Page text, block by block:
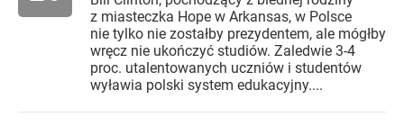
z miasteczka Hope w Arkansas, w Polsce
nie tylko nie zostałby prezydentem, ale mógłby
wręcz nie ukończyć studiów. Zaledwie 3-4
proc. utalentowanych uczniów i studentów
wyławia polski system edukacyjny....